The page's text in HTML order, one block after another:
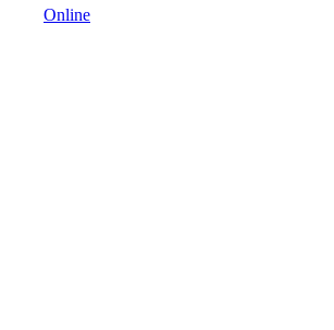
Online